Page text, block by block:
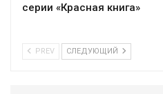
серии «Красная книга»
PREV СЛЕДУЮЩИЙ